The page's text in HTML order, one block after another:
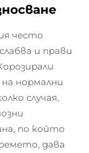
често
и прави
нормални
случая,
по който
дава